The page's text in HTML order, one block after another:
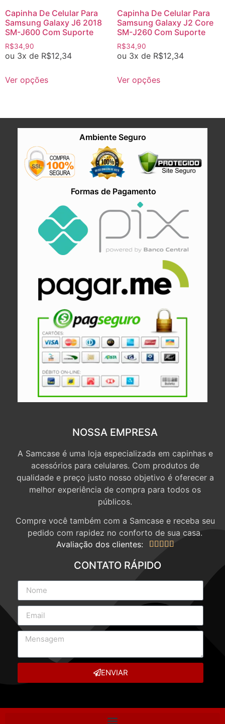
Capinha De Celular Para
Samsung Galaxy J6 2018
SM-J600 Com Suporte
R$34,90
ou 3x de R$12,34
Ver opções
Capinha De Celular Para
Samsung Galaxy J2 Core
SM-J260 Com Suporte
R$34,90
ou 3x de R$12,34
Ver opções
Ambiente Seguro
Formas de Pagamento
NOSSA EMPRESA
A Samcase é uma loja especializada em capinhas e
acessórios para celulares. Com produtos de
qualidade e preço justo nosso objetivo é oferecer a
melhor experiência de compra para todos os
públicos.
Compre você também com a Samcase e receba seu
pedido com rapidez no conforto de sua casa.
Avaliação dos clientes:
    
CONTATO RÁPIDO
ENVIAR